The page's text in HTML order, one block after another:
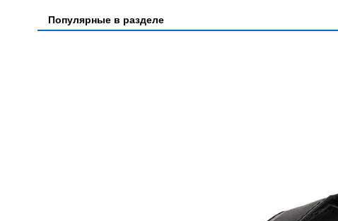
Популярные в разделе